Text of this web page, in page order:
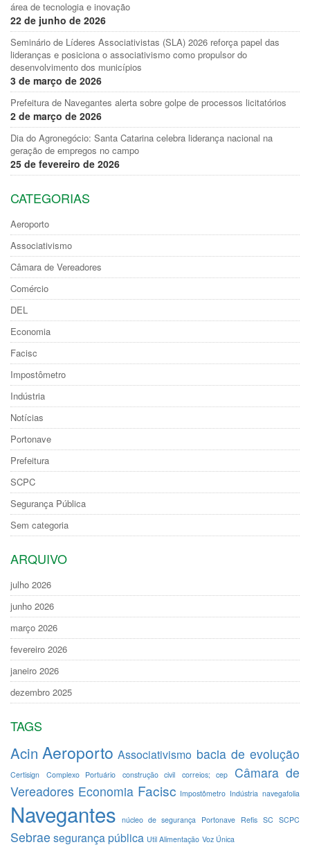
área de tecnologia e inovação
22 de junho de 2026
Seminário de Líderes Associativistas (SLA) 2026 reforça papel das
lideranças e posiciona o associativismo como propulsor do
desenvolvimento dos municípios
3 de março de 2026
Prefeitura de Navegantes alerta sobre golpe de processos licitatórios
2 de março de 2026
Dia do Agronegócio: Santa Catarina celebra liderança nacional na
geração de empregos no campo
25 de fevereiro de 2026
CATEGORIAS
Aeroporto
Associativismo
Câmara de Vereadores
Comércio
DEL
Economia
Facisc
Impostômetro
Indústria
Notícias
Portonave
Prefeitura
SCPC
Segurança Pública
Sem categoria
ARQUIVO
julho 2026
junho 2026
março 2026
fevereiro 2026
janeiro 2026
dezembro 2025
TAGS
Acin Aeroporto Associativismo bacia de evolução
Certisign Complexo Portuário construção civil correios; cep
Câmara de
Vereadores Economia Facisc Impostômetro Indústria navegafolia
Navegantes núcleo de segurança Portonave Refis SC SCPC
Sebrae segurança pública Util Alimentação Voz Única